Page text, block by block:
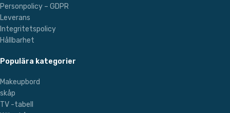
Personpolicy – GDPR
Leverans
Integritetspolicy
Hållbarhet
Populära kategorier
Makeupbord
skåp
TV -tabell